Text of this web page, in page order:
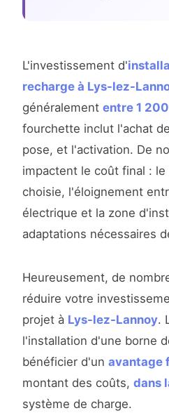
L'investissement d'
recharge à Lys-lez-
généralement entre 1
fourchette inclut l'achat
pose, et l'activation. De
impactent le coût final :
choisie, l'éloignement
électrique et la zone
adaptations nécessaires
Heureusement, de
réduire votre
projet à Lys-lez-Lannoy.
l'installation d'une borne
bénéficier d'un avantage
montant des coûts, dans
système de charge.